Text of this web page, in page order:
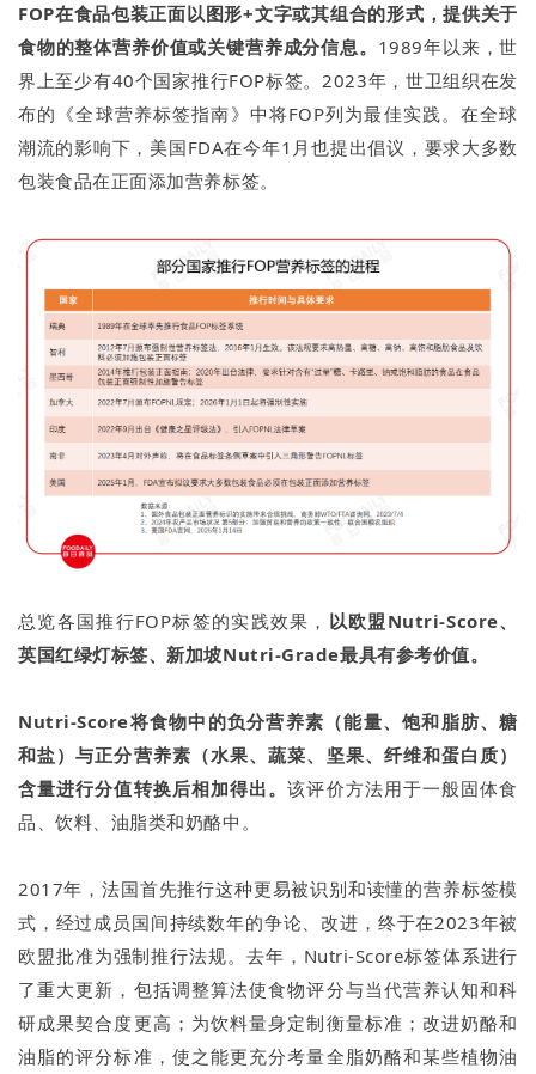
FOP在食品包装正面以图形+文字或其组合的形式，提供关于
食物的整体营养价值或关键营养成分信息。 1989年以来，世
界上至少有40个国家推行FOP标签。2023年，世卫组织在发
布的《全球营养标签指南》中将FOP列为最佳实践。在全球
潮流的影响下，美国FDA在今年1月也提出倡议，要求大多数
包装食品在正面添加营养标签。
总览各国推行FOP标签的实践效果， 以欧盟Nutri-Score、
英国红绿灯标签、新加坡Nutri-Grade最具有参考价值。
Nutri-Score将食物中的负分营养素（能量、饱和脂肪、糖
和盐）与正分营养素（水果、蔬菜、坚果、纤维和蛋白质）
含量进行分值转换后相加得出。该评价方法用于一般固体食
品、饮料、油脂类和奶酪中。
2017年，法国首先推行这种更易被识别和读懂的营养标签模
式，经过成员国间持续数年的争论、改进，终于在2023年被
欧盟批准为强制推行法规。去年，Nutri-Score标签体系进行
了重大更新，包括调整算法使食物评分与当代营养认知和科
研成果契合度更高；为饮料量身定制衡量标准；改进奶酪和
油脂的评分标准，使之能更充分考量全脂奶酪和某些植物油